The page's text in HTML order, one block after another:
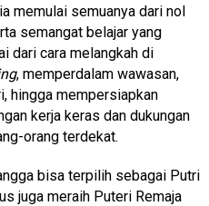
memulai semuanya dari nol
semangat belajar yang
dari cara melangkah di
, memperdalam wawasan,
hingga mempersiapkan
kerja keras dan dukungan
orang terdekat.
bisa terpilih sebagai Putri
juga meraih Puteri Remaja